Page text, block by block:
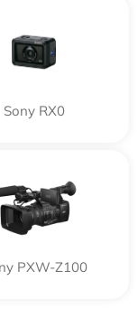
Sony RX0
PXW-Z100